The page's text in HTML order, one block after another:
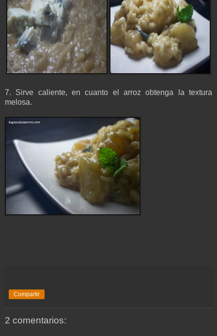
7. Sirve caliente, en cuanto el arroz obtenga la textura
melosa.
Compartir
2 comentarios: